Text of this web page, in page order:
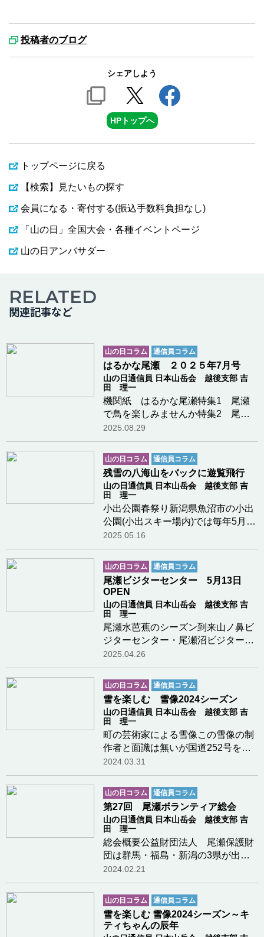
投稿者のブログ
シェアしよう
HPトップへ
トップページに戻る
【検索】見たいもの探す
会員になる・寄付する(振込手数料負担なし)
「山の日」全国大会・各種イベントページ
山の日アンバサダー
RELATED
関連記事など
山の日コラム 通信員コラム
はるかな尾瀬 ２０２５年7月号
山の日通信員 日本山岳会 越後支部 吉
田 理一
機関紙 はるかな尾瀬特集1 尾瀬
で鳥を楽しみませんか特集2 尾瀬
とインタープリテーション
2025.08.29
山の日コラム 通信員コラム
残雪の八海山をバックに遊覧飛行
山の日通信員 日本山岳会 越後支部 吉
田 理一
小出公園春祭り新潟県魚沼市の小出
公園(小出スキー場内)では毎年5月5
日の子供の日に春祭りが行われてい
る。今年は好天に恵まれて大勢の家
族連れで賑わっていた。ヘリコプタ
ーによる遊覧飛行は一回の乗客定員
が6名で約1時間…つづきを読む
2025.05.16
山の日コラム 通信員コラム
尾瀬ビジターセンター 5月13日
OPEN
山の日通信員 日本山岳会 越後支部 吉
田 理一
尾瀬水芭蕉のシーズン到来山ノ鼻ビ
ジターセンター・尾瀬沼ビジターセ
ンターとも5月13日にオープンして
尾瀬の水芭蕉シーズンが始まりま
す。群馬・福島・新潟の３県出資に
よる(公財)尾瀬保護財団では機関誌
「はるかな尾瀬」を…つづきを読む
2025.04.26
山の日コラム 通信員コラム
雪を楽しむ 雪像2024シーズン
山の日通信員 日本山岳会 越後支部 吉
田 理一
町の芸術家による雪像この雪像の制
作者と面識は無いが国道252号を通
るたびに写真を撮らせていただいて
いる。新潟県魚沼市堀之内地区下稲
倉開発センター前制作者の才能には
驚くばかりである。空飛ぶドラエモ
ンちいかわ３体お…つづきを読む
2024.03.31
山の日コラム 通信員コラム
第27回 尾瀬ボランティア総会
山の日通信員 日本山岳会 越後支部 吉
田 理一
総会概要公益財団法人 尾瀬保護財
団は群馬・福島・新潟の3県が出資
して設立された財団法人で事務局は
群馬県庁20Fに置かれている。財団
に登録しているボランティアは毎年
2月に総会を開催している。主
催 (公財)尾瀬保護…つづきを
読む
2024.02.21
山の日コラム 通信員コラム
雪を楽しむ 雪像2024シーズン～キ
ティちゃんの辰年